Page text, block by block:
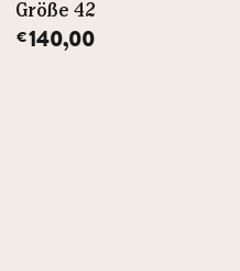
Größe 42
€140,00